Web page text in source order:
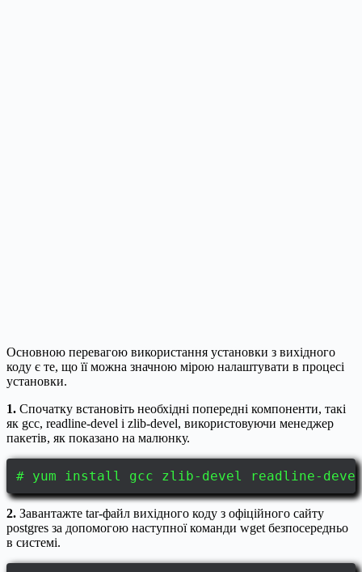
Основною перевагою використання установки з вихідного
коду є те, що її можна значною мірою налаштувати в процесі
установки.
1. Спочатку встановіть необхідні попередні компоненти, такі
як gcc, readline-devel і zlib-devel, використовуючи менеджер
пакетів, як показано на малюнку.
# yum install gcc zlib-devel readline-
2. Завантажте tar-файл вихідного коду з офіційного сайту
postgres за допомогою наступної команди wget безпосередньо
в системі.